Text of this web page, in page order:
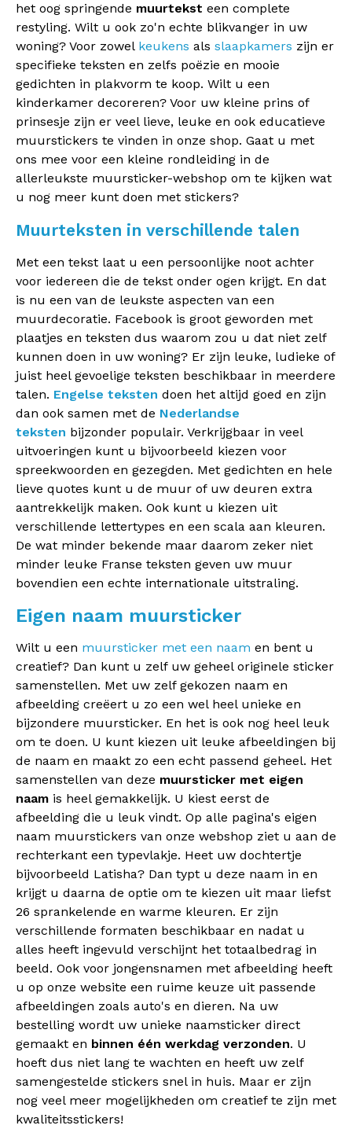
het oog springende muurtekst een complete
restyling. Wilt u ook zo'n echte blikvanger in uw
woning? Voor zowel keukens als slaapkamers zijn er
specifieke teksten en zelfs poëzie en mooie
gedichten in plakvorm te koop. Wilt u een
kinderkamer decoreren? Voor uw kleine prins of
prinsesje zijn er veel lieve, leuke en ook educatieve
muurstickers te vinden in onze shop. Gaat u met
ons mee voor een kleine rondleiding in de
allerleukste muursticker-webshop om te kijken wat
u nog meer kunt doen met stickers?
Muurteksten in verschillende talen
Met een tekst laat u een persoonlijke noot achter
voor iedereen die de tekst onder ogen krijgt. En dat
is nu een van de leukste aspecten van een
muurdecoratie. Facebook is groot geworden met
plaatjes en teksten dus waarom zou u dat niet zelf
kunnen doen in uw woning? Er zijn leuke, ludieke of
juist heel gevoelige teksten beschikbaar in meerdere
talen. Engelse teksten doen het altijd goed en zijn
dan ook samen met de Nederlandse
teksten bijzonder populair. Verkrijgbaar in veel
uitvoeringen kunt u bijvoorbeeld kiezen voor
spreekwoorden en gezegden. Met gedichten en hele
lieve quotes kunt u de muur of uw deuren extra
aantrekkelijk maken. Ook kunt u kiezen uit
verschillende lettertypes en een scala aan kleuren.
De wat minder bekende maar daarom zeker niet
minder leuke Franse teksten geven uw muur
bovendien een echte internationale uitstraling.
Eigen naam muursticker
Wilt u een muursticker met een naam en bent u
creatief? Dan kunt u zelf uw geheel originele sticker
samenstellen. Met uw zelf gekozen naam en
afbeelding creëert u zo een wel heel unieke en
bijzondere muursticker. En het is ook nog heel leuk
om te doen. U kunt kiezen uit leuke afbeeldingen bij
de naam en maakt zo een echt passend geheel. Het
samenstellen van deze muursticker met eigen
naam is heel gemakkelijk. U kiest eerst de
afbeelding die u leuk vindt. Op alle pagina's eigen
naam muurstickers van onze webshop ziet u aan de
rechterkant een typevlakje. Heet uw dochtertje
bijvoorbeeld Latisha? Dan typt u deze naam in en
krijgt u daarna de optie om te kiezen uit maar liefst
26 sprankelende en warme kleuren. Er zijn
verschillende formaten beschikbaar en nadat u
alles heeft ingevuld verschijnt het totaalbedrag in
beeld. Ook voor jongensnamen met afbeelding heeft
u op onze website een ruime keuze uit passende
afbeeldingen zoals auto's en dieren. Na uw
bestelling wordt uw unieke naamsticker direct
gemaakt en binnen één werkdag verzonden. U
hoeft dus niet lang te wachten en heeft uw zelf
samengestelde stickers snel in huis. Maar er zijn
nog veel meer mogelijkheden om creatief te zijn met
kwaliteitsstickers!